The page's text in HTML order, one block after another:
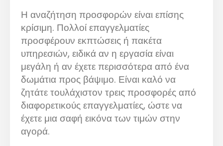
Η αναζήτηση προσφορών είναι επίσης
κρίσιμη. Πολλοί επαγγελματίες
προσφέρουν εκπτώσεις ή πακέτα
υπηρεσιών, ειδικά αν η εργασία είναι
μεγάλη ή αν έχετε περισσότερα από ένα
δωμάτια προς βάψιμο. Είναι καλό να
ζητάτε τουλάχιστον τρεις προσφορές από
διαφορετικούς επαγγελματίες, ώστε να
έχετε μια σαφή εικόνα των τιμών στην
αγορά.